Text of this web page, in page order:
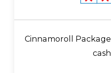
Cinnamoroll